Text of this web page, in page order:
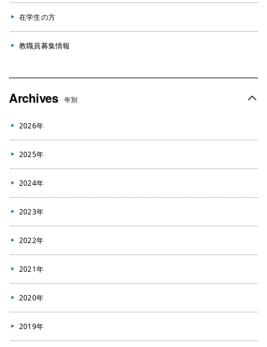
在学生の方
教職員募集情報
Archives 年別
2026年
2025年
2024年
2023年
2022年
2021年
2020年
2019年